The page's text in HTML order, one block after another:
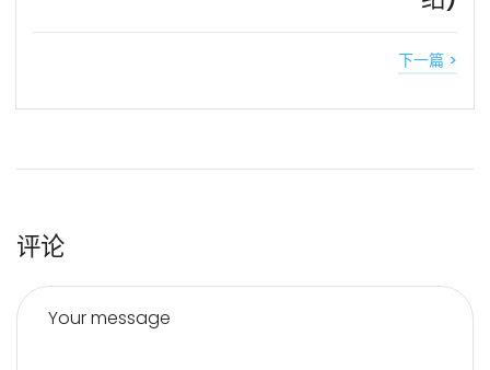
下一篇 >
评论
Your message